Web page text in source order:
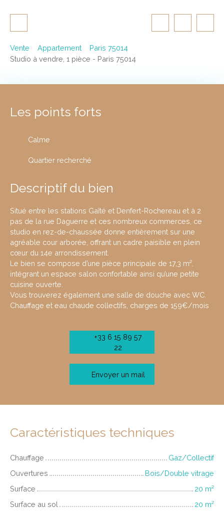
Vente Appartement
Paris 75014
Studio à vendre, 1 pièce - Paris 75014
Les points forts
Calme
Quartier recherché
Descriptif du bien
Situé entre les stations Gaîté et Denfert-Rochereau et à 2
pas de la rue Daguerre et ces nombreux commerces, ce
studio en rez-de-chaussée donne entièrement sur une
agréable cour arborée, offrant un cadre paisible en plein
cœur du 14e arrondissement.
Le bien se compose d’une pièce principale de 17,3 m²,
intégrant un espace salon confortable ainsi qu’une petite
cuisine ouverte.
Vous trouverez également une salle de douche avec WC.
Chauffage et eau chaude collectifs, charges de 159€/mois
+33 6 15 89 57
22
Envoyer un mail
Caractéristiques techniques
Chauffage
Gaz/Collectif
Ouvertures
Bois/Double vitrage
Surface
20 m²
Surface au sol
20 m²